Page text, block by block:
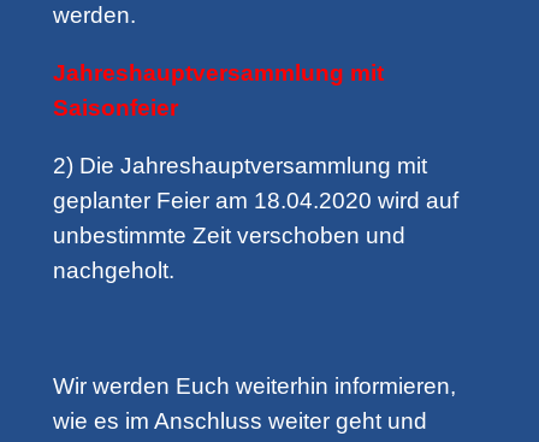
werden.
Jahreshauptversammlung mit
Saisonfeier
2) Die Jahreshauptversammlung mit
geplanter Feier am 18.04.2020 wird auf
unbestimmte Zeit verschoben und
nachgeholt.
Wir werden Euch weiterhin informieren,
wie es im Anschluss weiter geht und